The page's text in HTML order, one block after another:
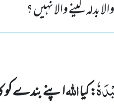
بدلہ لینے والا نہیں ؟
: کیااللہاپنے بندے کو